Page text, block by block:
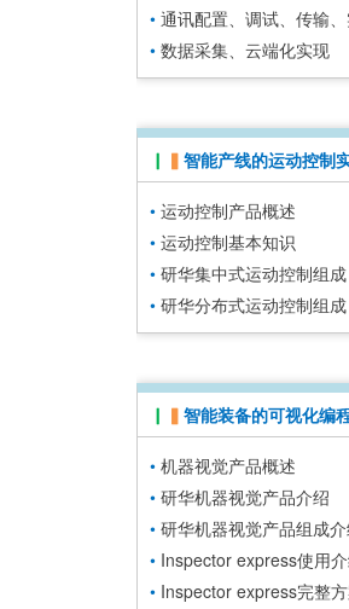
• 通讯配置、调试、传输
•数据采集、云端化实现
▏ ▍ 智能产线的运动控制
• 运动控制产品概述
• 运动控制基本知识
•研华集中式运动控制组成
• 研华分布式运动控制组成
▏ ▍ 智能装备的可视化编
• 机器视觉产品概述
• 研华机器视觉产品介绍
• 研华机器视觉产品组成
•Inspector express使用
• Inspector express完整